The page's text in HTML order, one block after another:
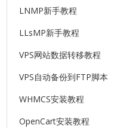
LNMP新手教程
LLsMP新手教程
VPS网站数据转移教程
VPS自动备份到FTP脚本
WHMCS安装教程
OpenCart安装教程